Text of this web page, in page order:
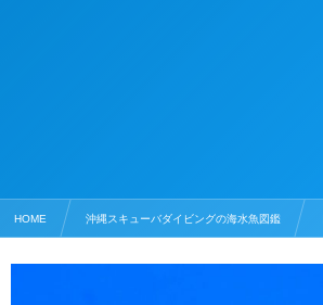
HOME 沖縄スキューバダイビングの海水魚図鑑